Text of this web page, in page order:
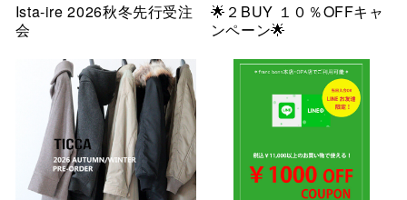
Ista-ire 2026秋冬先行受注
会
🌟２BUY １０％OFFキャ
ンペーン🌟